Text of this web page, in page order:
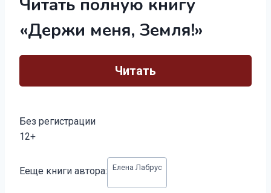
Читать полную книгу
«Держи меня, Земля!»
Читать
Без регистрации
12+
записи:
Ееще книги автора: Елена Лабрус